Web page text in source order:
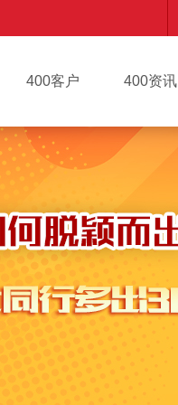
400客户 400资讯